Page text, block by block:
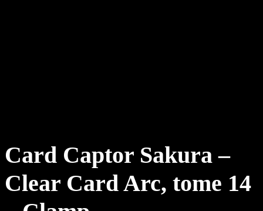
Card Captor Sakura –
Clear Card Arc, tome 14